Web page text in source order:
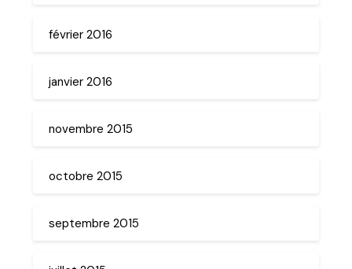
février 2016
janvier 2016
novembre 2015
octobre 2015
septembre 2015